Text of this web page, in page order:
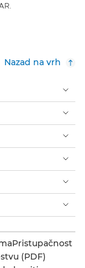
Nazad na vrh
Pristupačnost
(PDF)